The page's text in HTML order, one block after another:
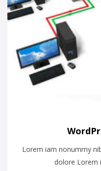
Lorem iam nonummy
dolore Lorem